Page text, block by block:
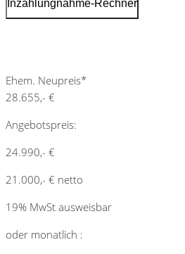
Inzahlungnahme-Rechner
Ehem. Neupreis*
28.655,- €
Angebotspreis:
24.990,- €
21.000,- € netto
19% MwSt ausweisbar
oder monatlich :